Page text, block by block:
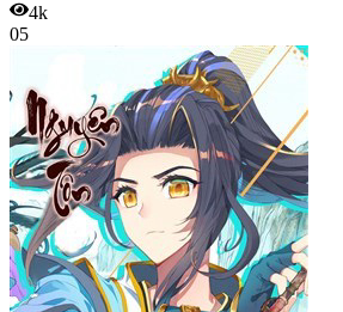
4k
05